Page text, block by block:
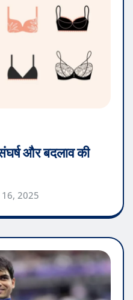
और बदलाव की
16, 2025